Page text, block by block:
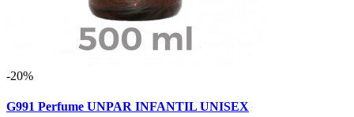
-20%
G991 Perfume UNPAR INFANTIL UNISEX